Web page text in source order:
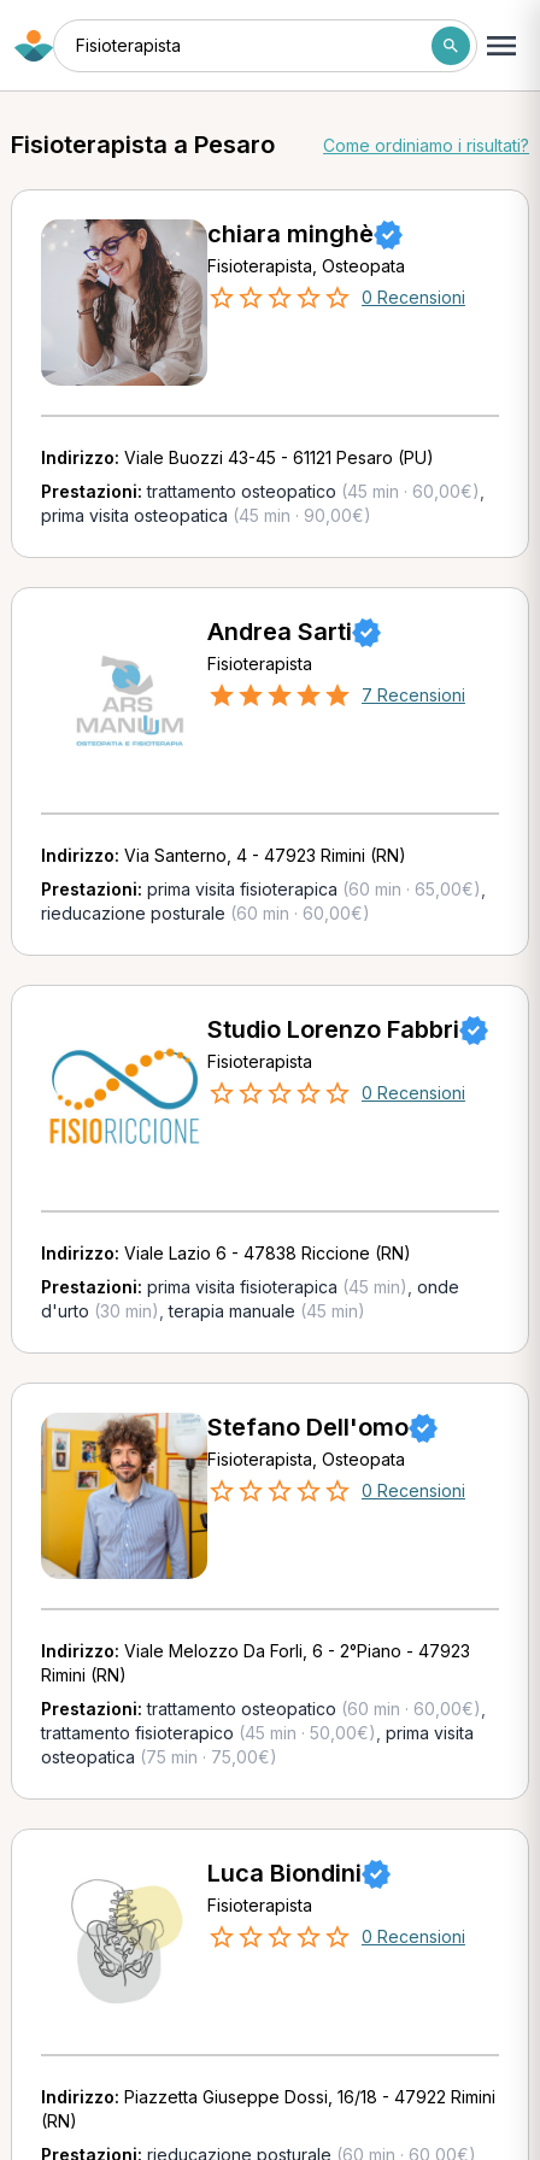
Fisioterapista
Fisioterapista a Pesaro Come ordiniamo i risultati?
chiara minghè
Fisioterapista, Osteopata
0 Recensioni
Indirizzo: Viale Buozzi 43-45 - 61121 Pesaro (PU)
Prestazioni:trattamento osteopatico (45 min · 60,00€)
prima visita osteopatica (45 min · 90,00€)
Andrea Sarti
Fisioterapista
7 Recensioni
Indirizzo: Via Santerno, 4 - 47923 Rimini (RN)
Prestazioni: prima visita fisioterapica (60 min · 65,00€)
rieducazione posturale (60 min · 60,00€)
Studio Lorenzo Fabbri
Fisioterapista
0 Recensioni
Indirizzo: Viale Lazio 6 - 47838 Riccione (RN)
Prestazioni: prima visita fisioterapica (45 min) onde
d'urto (30 min) ,terapia manuale (45 min)
Stefano Dell'omo
Fisioterapista, Osteopata
0 Recensioni
Indirizzo: Viale Melozzo Da Forli, 6 - 2°Piano - 47923
Rimini (RN)
Prestazioni:trattamento osteopatico (60 min · 60,00€)
trattamento fisioterapico (45 min · 50,00€) prima visita
osteopatica (75 min · 75,00€)
Luca Biondini
Fisioterapista
0 Recensioni
Indirizzo: Piazzetta Giuseppe Dossi, 16/18 - 47922 Rimini
(RN)
Prestazioni: rieducazione posturale (60 min · 60,00€)